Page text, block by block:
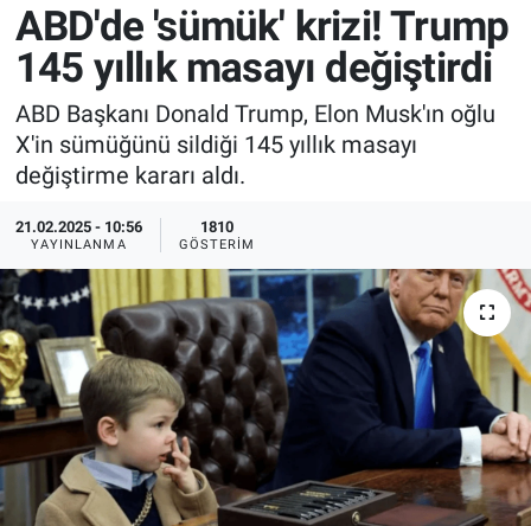
ABD'de 'sümük' krizi! Trump
145 yıllık masayı değiştirdi
ABD Başkanı Donald Trump, Elon Musk'ın oğlu
X'in sümüğünü sildiği 145 yıllık masayı
değiştirme kararı aldı.
21.02.2025 - 10:56
YAYINLANMA
1810
GÖSTERIM
Bilim ve Teknoloji Evreni
Doğa Konuşuyor
Dünya
Ege Saati
Ege'den Esintiler
Eğitim
Eğlence
Ekonomi
Teknoloji
Sağlık
Spor
Yayın Akışı
İletişim
Süper Lig Puan Durumu ve Fikstür
Tüm Manşetler
Son Dakika Haberleri
Haber Arşivi